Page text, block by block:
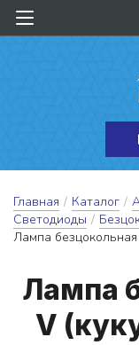
Главная / Каталог /
Светодиоды /
Лампа
Лам­па
V